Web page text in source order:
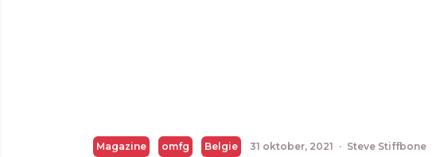
Magazine omfg Belgie 31 oktober, 2021 · Steve Stiffbone